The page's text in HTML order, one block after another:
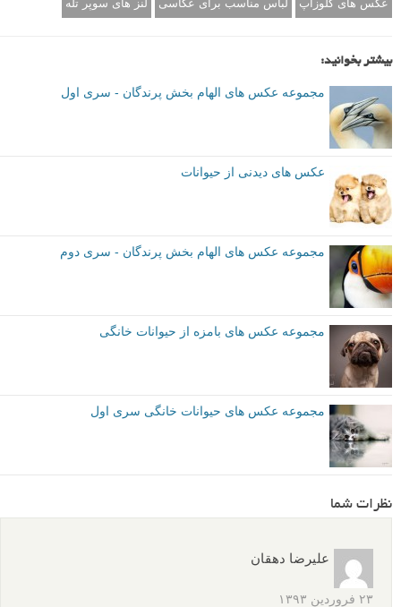
عکس های کلوزآپ لباس مناسب برای عکاسی لنز های سوپر تله
بیشتر بخوانید:
مجموعه عکس های الهام بخش پرندگان - سری اول
عکس های دیدنی از حیوانات
مجموعه عکس های الهام بخش پرندگان - سری دوم
مجموعه عکس های بامزه از حیوانات خانگی
مجموعه عکس های حیوانات خانگی سری اول
نظرات شما
علیرضا دهقان
۲۳ فروردین ۱۳۹۳